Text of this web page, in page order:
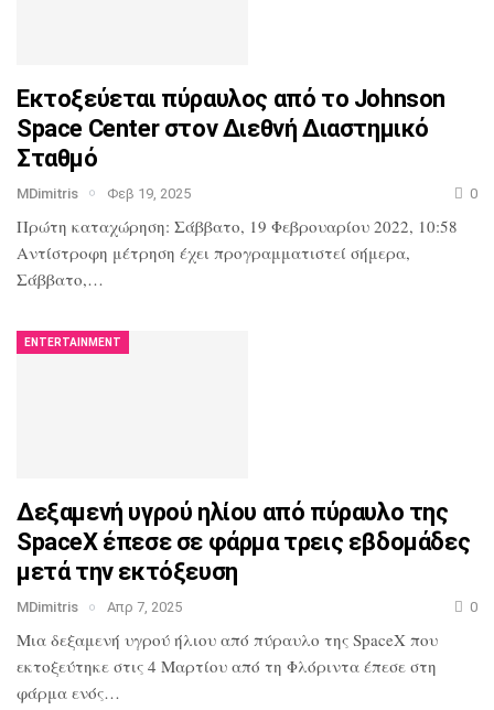
Εκτοξεύεται πύραυλος από το Johnson
Space Center στον Διεθνή Διαστημικό
Σταθμό
MDimitris Φεβ 19, 2025 0
Πρώτη καταχώρηση: Σάββατο, 19 Φεβρουαρίου 2022, 10:58
Αντίστροφη μέτρηση έχει προγραμματιστεί σήμερα,
Σάββατο,…
ENTERTAINMENT
Δεξαμενή υγρού ηλίου από πύραυλο της
SpaceX έπεσε σε φάρμα τρεις εβδομάδες
μετά την εκτόξευση
MDimitris Απρ 7, 2025 0
Μια δεξαμενή υγρού ήλιου από πύραυλο της SpaceX που
εκτοξεύτηκε στις 4 Μαρτίου από τη Φλόριντα έπεσε στη
φάρμα ενός…